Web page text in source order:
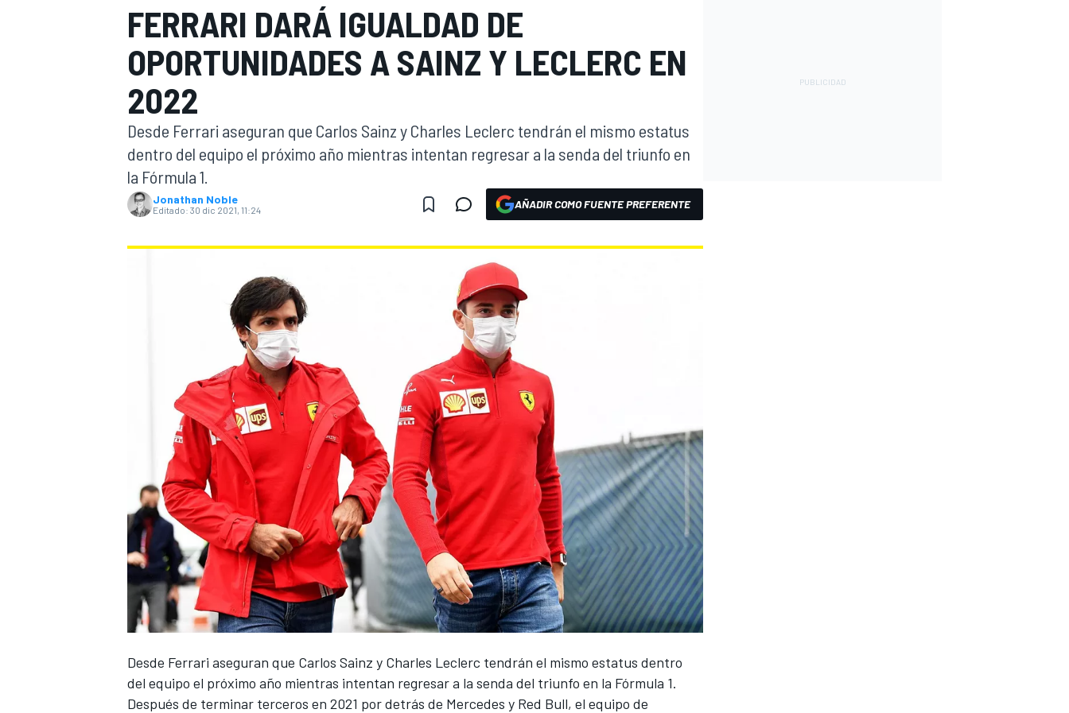
INDYCAR
NASCAR CUP
FERRARI DARÁ IGUALDAD DE
OPORTUNIDADES A SAINZ Y LECLERC EN
2022
Desde Ferrari aseguran que Carlos Sainz y Charles Leclerc tendrán el mismo estatus
dentro del equipo el próximo año mientras intentan regresar a la senda del triunfo en
la Fórmula 1.
Jonathan Noble
Editado: 30 dic 2021, 11:24 AÑADIR COMO FUENTE PREFERENTE
Desde Ferrari aseguran que Carlos Sainz y Charles Leclerc tendrán el mismo estatus dentro
del equipo el próximo año mientras intentan regresar a la senda del triunfo en la Fórmula 1.
Después de terminar terceros en 2021 por detrás de Mercedes y Red Bull, el equipo de